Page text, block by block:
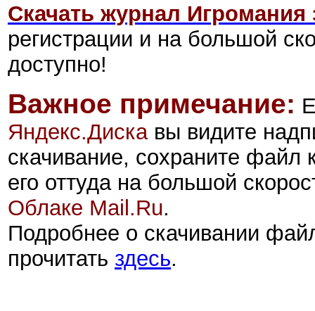
Скачать журнал Игромания
регистрации и на большой
доступно!
Важное примечание:
Яндекс.Дискавы видите
скачивание, сохраните файл
его оттуда на большой
Облаке Mail.Ru.
Подробнее о скачивании
прочитать здесь.